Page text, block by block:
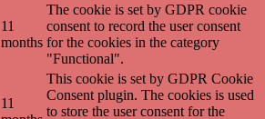
11
months
The cookie is set by GDPR cookie
consent to record the user consent
for the cookies in the category
"Functional".
11
This cookie is set by GDPR Cookie
Consent plugin. The cookies is used
to store the user consent for the